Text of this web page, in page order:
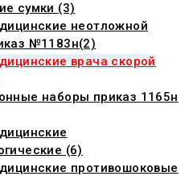
сумки (3)
неотложной
№1183н(2)
врача скорой
наборы приказ 1165н
(6)
противошоковые